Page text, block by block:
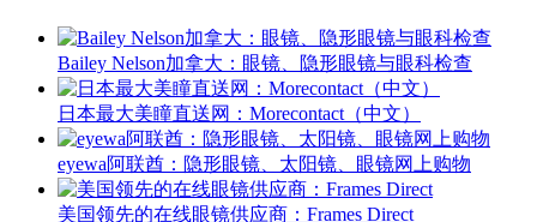
Bailey Nelson加拿大：眼镜、隐形眼镜与眼科检查
日本最大美瞳直送网：Morecontact（中文）
eyewa阿联酋：隐形眼镜、太阳镜、眼镜网上购物
美国领先的在线眼镜供应商：Frames Direct